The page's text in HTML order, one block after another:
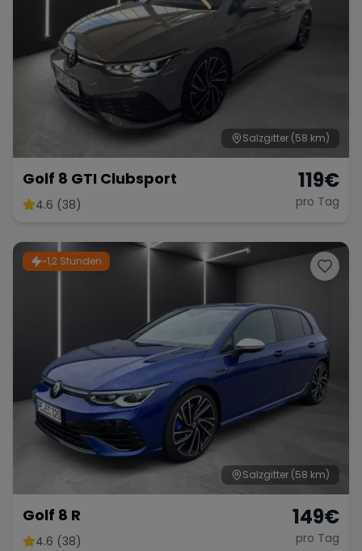
Salzgitter (58 km)
Golf 8 GTI Clubsport
4.6 (38)
119€
pro Tag
~1,2 Stunden
Salzgitter (58 km)
Golf 8 R
4.6 (38)
149€
pro Tag